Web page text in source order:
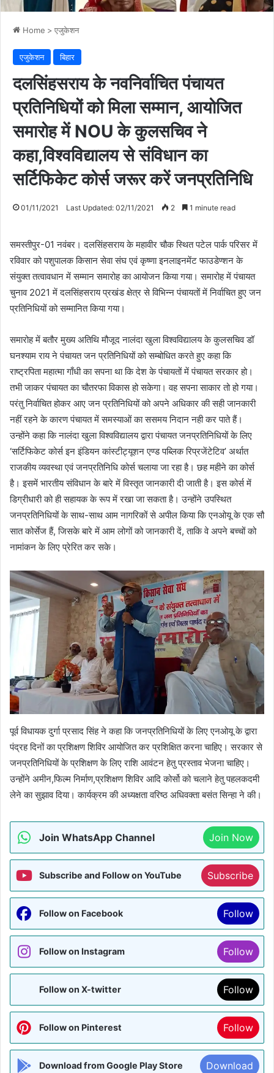
Home > एजुकेशन
एजुकेशन बिहार
दलसिंहसराय के नवनिर्वाचित पंचायत
प्रतिनिधियों को मिला सम्मान, आयोजित
समारोह में NOU के कुलसचिव ने
कहा,विश्वविद्यालय से संविधान का
सर्टिफिकेट कोर्स जरूर करें जनप्रतिनिधि
01/11/2021 Last Updated: 02/11/2021 2 1 minute read
समस्तीपुर-01 नवंबर। दलसिंहसराय के महावीर चौक स्थित पटेल पार्क परिसर में
रविवार को पशुपालक किसान सेवा संघ एवं कृष्णा इनलाइनमेंट फाउडेण्शन के
संयुक्त तत्वावधान में सम्मान समारोह का आयोजन किया गया। समारोह में पंचायत
चुनाव 2021 में दलसिंहसराय प्रखंड क्षेत्र से विभिन्न पंचायतों में निर्वाचित हुए जन
प्रतिनिधियों को सम्मानित किया गया।
समारोह में बतौर मुख्य अतिथि मौजूद नालंदा खुला विश्वविद्यालय के कुलसचिव डॉ
घनश्याम राय ने पंचायत जन प्रतिनिधियों को सम्बोधित करते हुए कहा कि
राष्ट्रपिता महात्मा गाँधी का सपना था कि देश के पंचायतों में पंचायत सरकार हो।
तभी जाकर पंचायत का चौतरफा विकास हो सकेगा। वह सपना साकार तो हो गया।
परंतु निर्वाचित होकर आए जन प्रतिनिधियों को अपने अधिकार की सही जानकारी
नहीं रहने के कारण पंचायत में समस्याओं का ससमय निदान नही कर पाते हैं।
उन्होंने कहा कि नालंदा खुला विश्वविद्यालय द्वारा पंचायत जनप्रतिनिधियों के लिए
‘सर्टिफिकेट कोर्स इन इंडियन कांस्टीट्यूशन एण्ड पब्लिक रिप्रजेंटेटिव’ अर्थात
राजकीय व्यवस्था एवं जनप्रतिनिधि कोर्स चलाया जा रहा है। छह महीने का कोर्स
है। इसमें भारतीय संविधान के बारे में विस्तृत जानकारी दी जाती है। इस कोर्स में
डिग्रीधारी को ही सहायक के रूप में रखा जा सकता है। उन्होंने उपस्थित
जनप्रतिनिधियों के साथ-साथ आम नागरिकों से अपील किया कि एनओयू के एक सौ
सात कोर्सेज हैं, जिसके बारे में आम लोगों को जानकारी दें, ताकि वे अपने बच्चों को
नामांकन के लिए प्रेरित कर सके।
पूर्व विधायक दुर्गा प्रसाद सिंह ने कहा कि जनप्रतिनिधियों के लिए एनओयू के द्वारा
पंद्रह दिनों का प्रशिक्षण शिविर आयोजित कर प्रशिक्षित करना चाहिए। सरकार से
जनप्रतिनिधियों के प्रशिक्षण के लिए राशि आवंटन हेतु प्रस्ताव भेजना चाहिए।
उन्होंने अमीन,फिल्म निर्माण,प्रशिक्षण शिविर आदि कोर्सो को चलाने हेतु पहलकदमी
लेने का सुझाव दिया। कार्यक्रम की अध्यक्षता वरिष्ठ अधिवक्ता बसंत सिन्हा ने की।
Join WhatsApp Channel Join Now
Subscribe and Follow on YouTube Subscribe
Follow on Facebook Follow
Follow on Instagram Follow
Follow on X-twitter Follow
Follow on Pinterest Follow
Download from Google Play Store Download